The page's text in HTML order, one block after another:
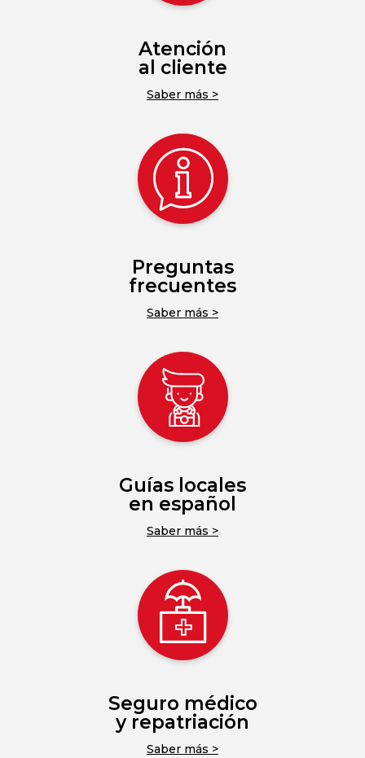
Atención
al cliente
Saber más >
Preguntas
frecuentes
Saber más >
Guías locales
en español
Saber más >
Seguro médico
y repatriación
Saber más >